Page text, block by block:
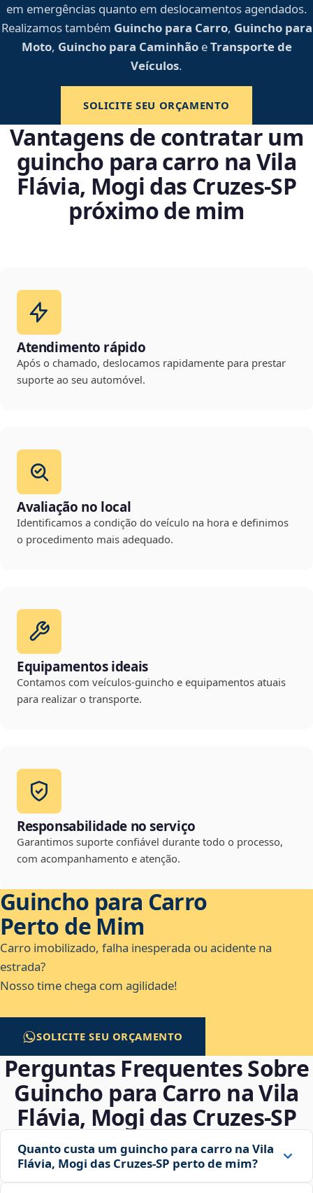
em emergências quanto em deslocamentos agendados.
Realizamos também Guincho para Carro, Guincho para
Moto, Guincho para CaminhãoeTransporte de
Veículos.
SOLICITE SEU ORÇAMENTO
Vantagens de contratar um
guincho para carro na Vila
Flávia, Mogi das Cruzes‑SP
próximo de mim
Atendimento rápido
Após o chamado, deslocamos rapidamente para prestar
suporte ao seu automóvel.
Avaliação no local
Identificamos a condição do veículo na hora e definimos
o procedimento mais adequado.
Equipamentos ideais
Contamos com veículos-guincho e equipamentos atuais
para realizar o transporte.
Responsabilidade no serviço
Garantimos suporte confiável durante todo o processo,
com acompanhamento e atenção.
Guincho para Carro
Perto de Mim
Carro imobilizado, falha inesperada ou acidente na
estrada?
Nosso time chega com agilidade!
SOLICITE SEU ORÇAMENTO
Perguntas Frequentes Sobre
Guincho para Carro na Vila
Flávia, Mogi das Cruzes‑SP
Quanto custa um guincho para carro na Vila
Flávia, Mogi das Cruzes‑SP perto de mim?